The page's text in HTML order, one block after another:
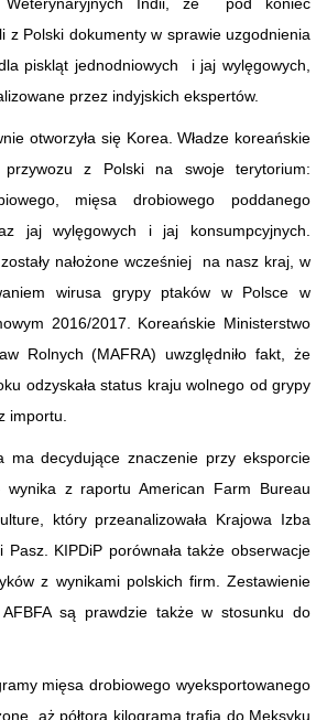
z Polski dokumenty w sprawie uzgodnienia
piskląt jednodniowych i jaj wylęgowych,
przez indyjskich ekspertów.
otworzyła się Korea. Władze koreańskie
przywozu z Polski na swoje terytorium:
mięsa drobiowego poddanego
jaj wylęgowych i jaj konsumpcyjnych.
nałożone wcześniej na nasz kraj, w
wirusa grypy ptaków w Polsce w
2016/2017. Koreańskie Ministerstwo
Rolnych (MAFRA) uwzględniło fakt, że
odzyskała status kraju wolnego od grypy
importu.
ma decydujące znaczenie przy eksporcie
wynika z raportu American Farm Bureau
który przeanalizowała Krajowa Izba
Pasz. KIPDiP porównała także obserwacje
z wynikami polskich firm. Zestawienie
są prawdzie także w stosunku do
mięsa drobiowego wyeksportowanego
aż półtora kilograma trafia do Meksyku